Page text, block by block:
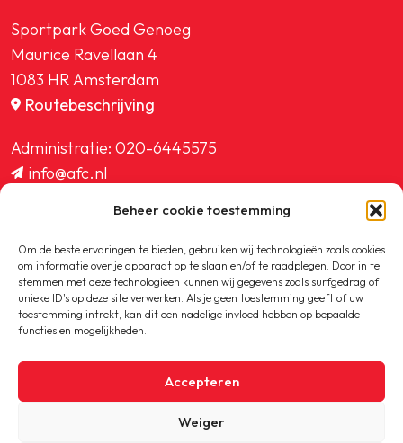
Beheer cookie toestemming
Om de beste ervaringen te bieden, gebruiken wij technologieën zoals cookies
om informatie over je apparaat op te slaan en/of te raadplegen. Door in te
stemmen met deze technologieën kunnen wij gegevens zoals surfgedrag of
unieke ID's op deze site verwerken. Als je geen toestemming geeft of uw
toestemming intrekt, kan dit een nadelige invloed hebben op bepaalde
functies en mogelijkheden.
Accepteren
Weiger
Sportpark Goed Genoeg
Maurice Ravellaan 4
1083 HR Amsterdam
Routebeschrijving
Administratie: 020-6445575
info@afc.nl
ledenadministratie@afc.nl
Copyright © 2020-2026 AFC
Privacybeleid